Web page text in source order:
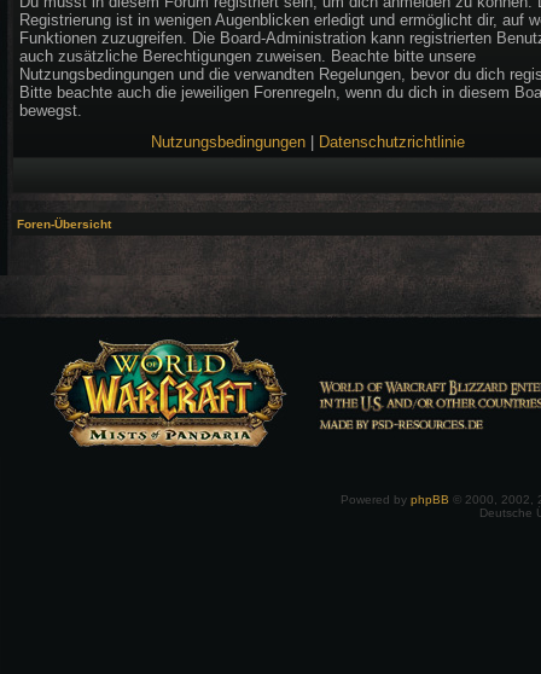
Registrierung ist in wenigen Augenblicken erledigt und ermöglicht dir, auf
Funktionen zuzugreifen. Die Board-Administration kann registrierten
auch zusätzliche Berechtigungen zuweisen. Beachte bitte unsere
Nutzungsbedingungen und die verwandten Regelungen, bevor du dich
Bitte beachte auch die jeweiligen Forenregeln, wenn du dich in diesem
bewegst.
Nutzungsbedingungen
Datenschutzrichtlinie
Foren-Übersicht
Powered by phpBB © 2000, 2002,
Deutsche